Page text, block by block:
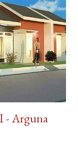
mudah bisa dengan
melalui
Reputasi
bintang 5.
banget
#daytonight #da...
- Arguna